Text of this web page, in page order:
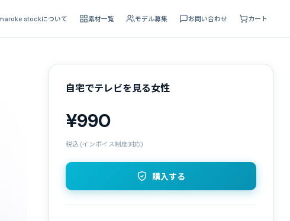
stockについて 素材一覧 モデル募集 お問い合わせ カート
自宅でテレビを見る女性
¥990
税込 (インボイス制度対応)
購入する